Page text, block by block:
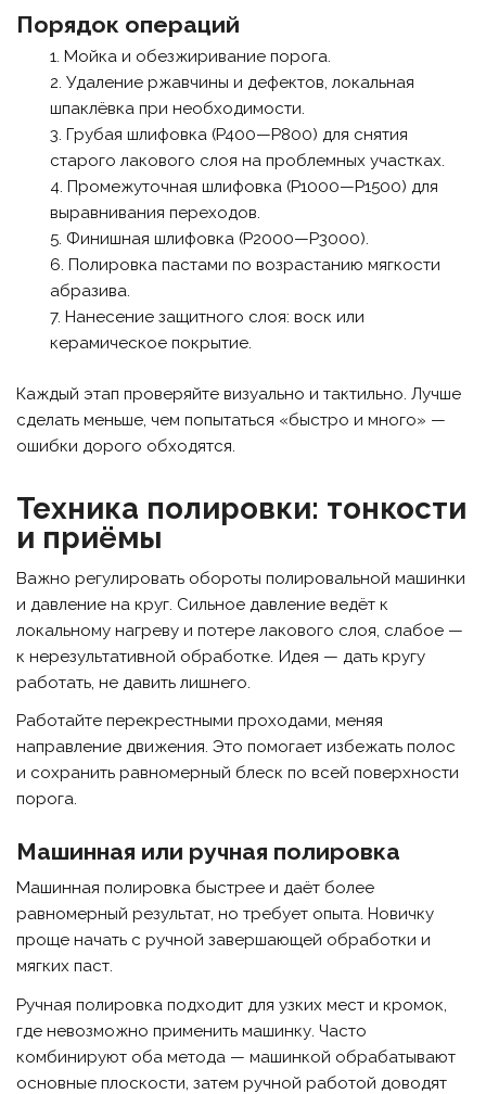
Порядок операций
Мойка и обезжиривание порога.
Удаление ржавчины и дефектов, локальная
шпаклёвка при необходимости.
Грубая шлифовка (P400—P800) для снятия
старого лакового слоя на проблемных участках.
Промежуточная шлифовка (P1000—P1500) для
выравнивания переходов.
Финишная шлифовка (P2000—P3000).
Полировка пастами по возрастанию мягкости
абразива.
Нанесение защитного слоя: воск или
керамическое покрытие.
Каждый этап проверяйте визуально и тактильно. Лучше
сделать меньше, чем попытаться «быстро и много» —
ошибки дорого обходятся.
Техника полировки: тонкости
и приёмы
Важно регулировать обороты полировальной машинки
и давление на круг. Сильное давление ведёт к
локальному нагреву и потере лакового слоя, слабое —
к нерезультативной обработке. Идея — дать кругу
работать, не давить лишнего.
Работайте перекрестными проходами, меняя
направление движения. Это помогает избежать полос
и сохранить равномерный блеск по всей поверхности
порога.
Машинная или ручная полировка
Машинная полировка быстрее и даёт более
равномерный результат, но требует опыта. Новичку
проще начать с ручной завершающей обработки и
мягких паст.
Ручная полировка подходит для узких мест и кромок,
где невозможно применить машинку. Часто
комбинируют оба метода — машинкой обрабатывают
основные плоскости, затем ручной работой доводят